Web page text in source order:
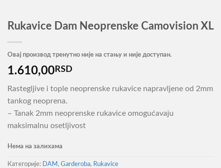
Rukavice Dam Neoprenske Camovision XL
Овај производ тренутно није на стању и није доступан.
1.610,00RSD
Rastegljive i tople neoprenske rukavice napravljene od 2mm
tankog neoprena.
– Tanak 2mm neoprenske rukavice omogućavaju
maksimalnu osetljivost
Нема на залихама
Категорије: DAM , Garderoba, Rukavice